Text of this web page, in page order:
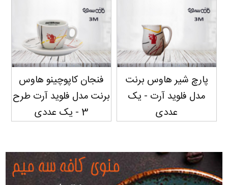
پارچ شیر هاوس برنت
مدل فلوید آرت - یک
عددی
فنجان کاپوچینو هاوس
برنت مدل فلوید آرت طرح
3 - یک عددی